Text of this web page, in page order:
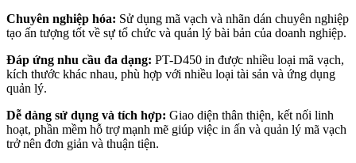
Chuyên nghiệp hóa: Sử dụng mã vạch và nhãn dán chuyên nghiệp
tạo ấn tượng tốt về sự tổ chức và quản lý bài bản của doanh nghiệp.
Đáp ứng nhu cầu đa dạng: PT-D450 in được nhiều loại mã vạch,
kích thước khác nhau, phù hợp với nhiều loại tài sản và ứng dụng
quản lý.
Dễ dàng sử dụng và tích hợp: Giao diện thân thiện, kết nối linh
hoạt, phần mềm hỗ trợ mạnh mẽ giúp việc in ấn và quản lý mã vạch
trở nên đơn giản và thuận tiện.